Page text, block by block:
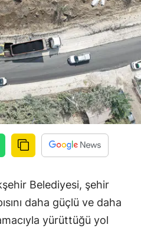
Belediyesi, şehir
daha güçlü ve daha
yürüttüğü yol